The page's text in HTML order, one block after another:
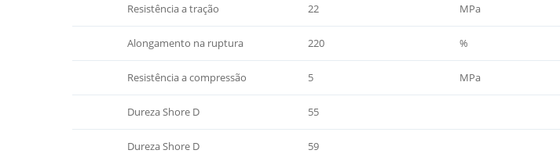
Resistência a tração 22 MPa
Alongamento na ruptura 220 %
Resistência a compressão 5 MPa
Dureza Shore D 55
Dureza Shore D 59